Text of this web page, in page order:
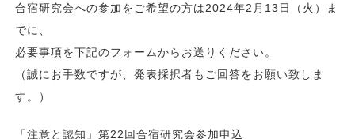
合宿研究会への参加をご希望の方は2024年2月13日（火）ま
でに、
必要事項を下記のフォームからお送りください。
（誠にお手数ですが、発表採択者もご回答をお願い致しま
す。）
「注意と認知」第22回合宿研究会参加申込